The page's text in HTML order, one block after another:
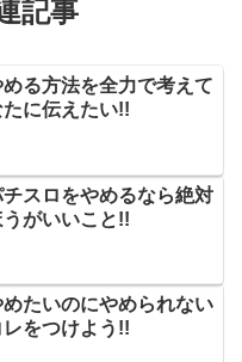
記事
る方法を全力で考えて
に伝えたい!!
スロをやめるなら絶対
がいいこと!!
たいのにやめられない
をつけよう!!